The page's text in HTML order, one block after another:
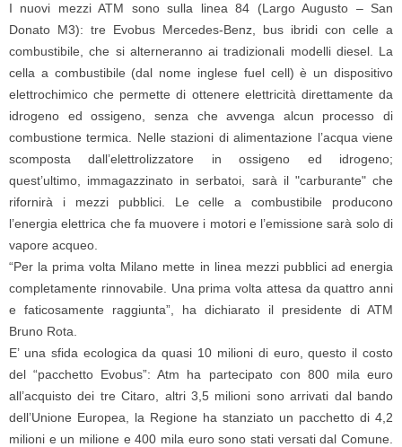
I nuovi mezzi ATM sono sulla linea 84 (Largo Augusto – San
Donato M3): tre Evobus Mercedes-Benz, bus ibridi con celle a
combustibile, che si alterneranno ai tradizionali modelli diesel. La
cella a combustibile (dal nome inglese fuel cell) è un dispositivo
elettrochimico che permette di ottenere elettricità direttamente da
idrogeno ed ossigeno, senza che avvenga alcun processo di
combustione termica. Nelle stazioni di alimentazione l’acqua viene
scomposta dall’elettrolizzatore in ossigeno ed idrogeno;
quest’ultimo, immagazzinato in serbatoi, sarà il "carburante" che
rifornirà i mezzi pubblici. Le celle a combustibile producono
l’energia elettrica che fa muovere i motori e l’emissione sarà solo di
vapore acqueo.
“Per la prima volta Milano mette in linea mezzi pubblici ad energia
completamente rinnovabile. Una prima volta attesa da quattro anni
e faticosamente raggiunta”, ha dichiarato il presidente di ATM
Bruno Rota.
E’ una sfida ecologica da quasi 10 milioni di euro, questo il costo
del “pacchetto Evobus”: Atm ha partecipato con 800 mila euro
all’acquisto dei tre Citaro, altri 3,5 milioni sono arrivati dal bando
dell’Unione Europea, la Regione ha stanziato un pacchetto di 4,2
milioni e un milione e 400 mila euro sono stati versati dal Comune.